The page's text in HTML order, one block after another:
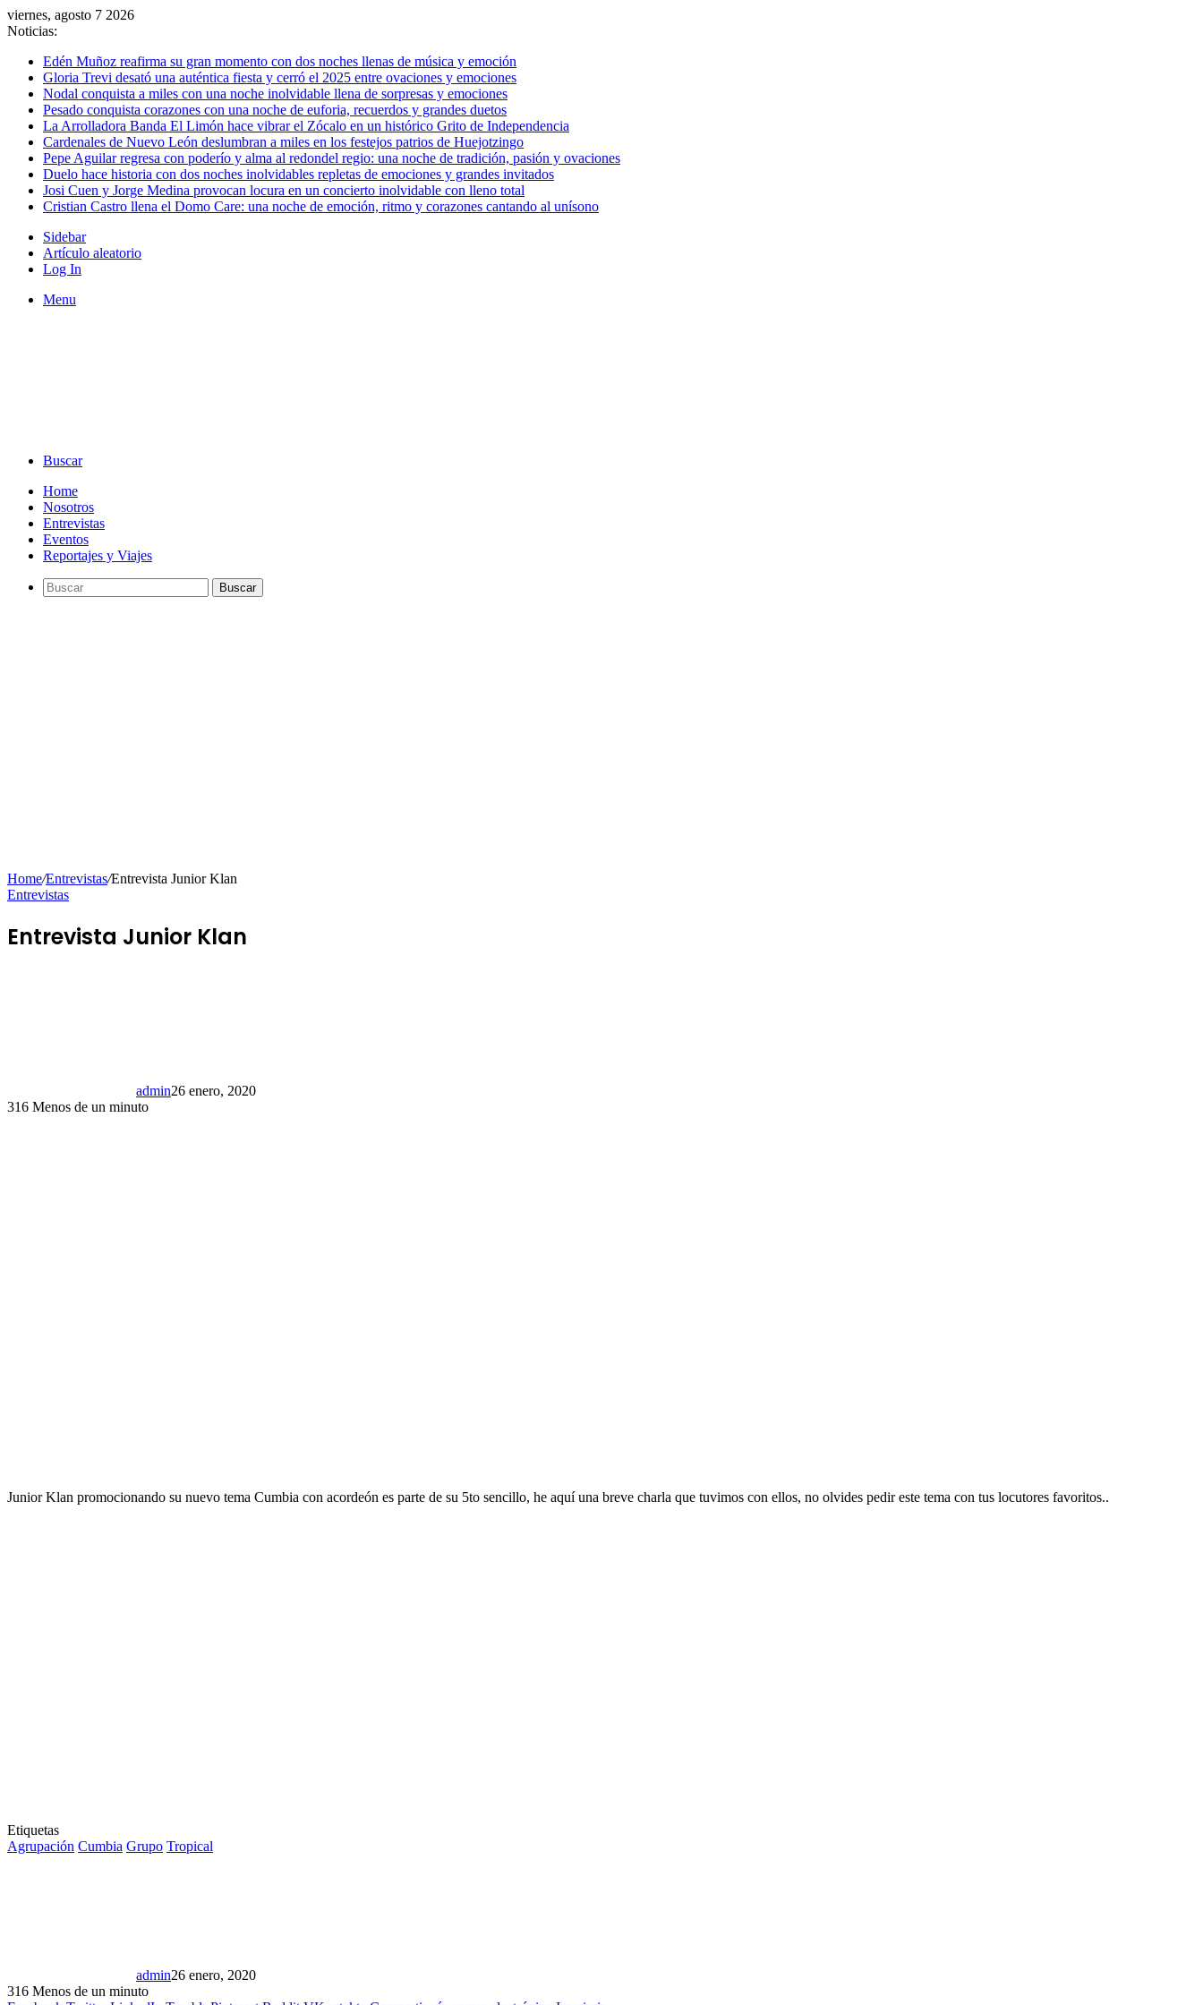
viernes, agosto 7 2026
Noticias:
Edén Muñoz reafirma su gran momento con dos noches llenas de música y emoción
Gloria Trevi desató una auténtica fiesta y cerró el 2025 entre ovaciones y emociones
Nodal conquista a miles con una noche inolvidable llena de sorpresas y emociones
Pesado conquista corazones con una noche de euforia, recuerdos y grandes duetos
La Arrolladora Banda El Limón hace vibrar el Zócalo en un histórico Grito de Independencia
Cardenales de Nuevo León deslumbran a miles en los festejos patrios de Huejotzingo
Pepe Aguilar regresa con poderío y alma al redondel regio: una noche de tradición, pasión y ovaciones
Duelo hace historia con dos noches inolvidables repletas de emociones y grandes invitados
Josi Cuen y Jorge Medina provocan locura en un concierto inolvidable con lleno total
Cristian Castro llena el Domo Care: una noche de emoción, ritmo y corazones cantando al unísono
Sidebar
Artículo aleatorio
Log In
Menu
Buscar
Home
Nosotros
Entrevistas
Eventos
Reportajes y Viajes
Buscar
Home/Entrevistas/Entrevista Junior Klan
Entrevistas
Entrevista Junior Klan
admin26 enero, 2020
316 Menos de un minuto
Junior Klan promocionando su nuevo tema Cumbia con acordeón es parte de su 5to sencillo, he aquí una breve charla que tuvimos con ellos, no olvides pedir este tema con tus locutores favoritos..
Etiquetas
Agrupación Cumbia Grupo Tropical
admin26 enero, 2020
316 Menos de un minuto